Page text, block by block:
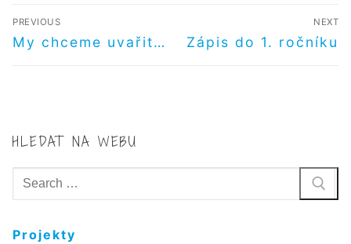
NAVIGACE
PRO
PREVIOUS
Předchozí
My chceme uvařit…
NEXT
Další
Zápis do 1. ročníku
HLEDAT NA WEBU
Hledat:
Projekty